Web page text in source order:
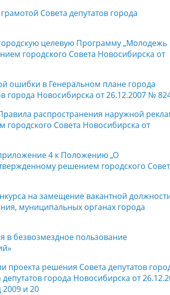
Совета депутатов города
целевую Программу „Молодежь
городского Совета Новосибирска от
ошибки в Генеральном плане города
города Новосибирска от 26.12.2007 №
распространения наружной
Совета Новосибирска от
4 к Положению „О
решением городского
на замещение вакантной
муниципальных органах города
в безвозмездное пользование
решения Совета депутатов
города Новосибирска от
и 20